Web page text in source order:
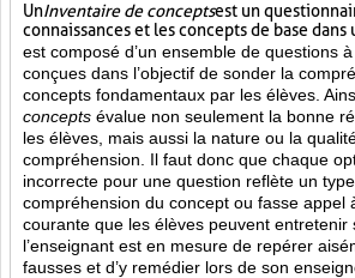
UnInventaire de conceptsest un
connaissances et les concepts de base dans
est composé d’un ensemble de questions
conçues dans l’objectif de sonder la
concepts fondamentaux par les élèves.
concepts évalue non seulement la bonne
les élèves, mais aussi la nature ou la
compréhension. Il faut donc que chaque
incorrecte pour une question reflète un
compréhension du concept ou fasse appel
courante que les élèves peuvent entretenir
l’enseignant est en mesure de repérer
fausses et d’y remédier lors de son